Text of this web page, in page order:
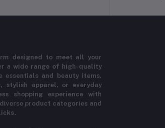
designed to meet all your
a wide range of high-quality
and beauty items.
apparel, or everyday
shopping experience with
product categories and